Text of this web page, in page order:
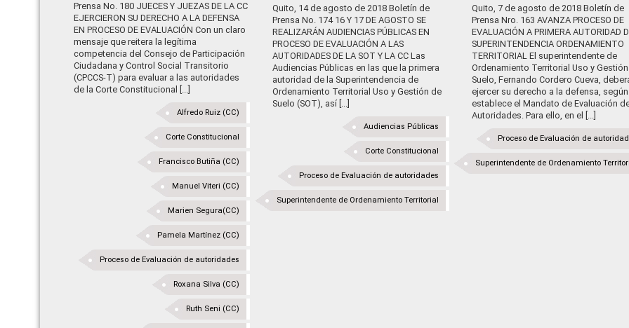
Prensa No. 180 JUECES Y JUEZAS DE LA CC
EJERCIERON SU DERECHO A LA DEFENSA
EN PROCESO DE EVALUACIÓN Con un claro
mensaje que reitera la legítima
competencia del Consejo de Participación
Ciudadana y Control Social Transitorio
(CPCCS-T) para evaluar a las autoridades
de la Corte Constitucional [...]
Alfredo Ruiz (CC)
Corte Constitucional
Francisco Butiña (CC)
Manuel Viteri (CC)
Marien Segura(CC)
Pamela Martínez (CC)
Proceso de Evaluación de autoridades
Roxana Silva (CC)
Ruth Seni (CC)
Quito, 14 de agosto de 2018 Boletín de
Prensa No. 174 16 Y 17 DE AGOSTO SE
REALIZARÁN AUDIENCIAS PÚBLICAS EN
PROCESO DE EVALUACIÓN A LAS
AUTORIDADES DE LA SOT Y LA CC Las
Audiencias Públicas en las que la primera
autoridad de la Superintendencia de
Ordenamiento Territorial Uso y Gestión de
Suelo (SOT), así [...]
Audiencias Públicas
Corte Constitucional
Proceso de Evaluación de autoridades
Superintendente de Ordenamiento Territorial
Quito, 7 de agosto de 2018 Boletín de
Prensa Nro. 163 AVANZA PROCESO DE
EVALUACIÓN A PRIMERA AUTORIDAD
SUPERINTENDENCIA ORDENAMIENTO
TERRITORIAL El superintendente de
Ordenamiento Territorial Uso y
Suelo, Fernando Cordero Cueva,
ejercer su derecho a la defensa,
establece el Mandato de Evaluación
Autoridades. Para ello, en el [...]
Proceso de Evaluación de
Superintendente de Ordenamiento